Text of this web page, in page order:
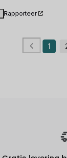
Rapporteer
1